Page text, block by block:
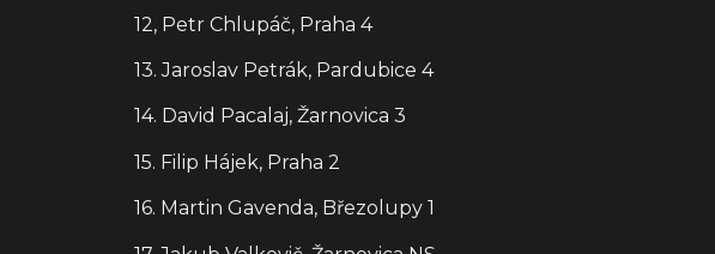
12, Petr Chlupáč, Praha 4
13. Jaroslav Petrák, Pardubice 4
14. David Pacalaj, Žarnovica 3
15. Filip Hájek, Praha 2
16. Martin Gavenda, Březolupy 1